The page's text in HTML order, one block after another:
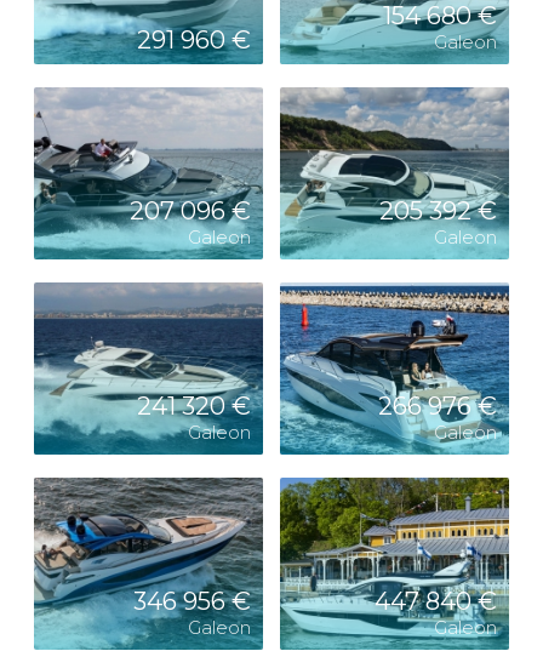
291 960 €
154 680 €
Galeon
207 096 €
Galeon
205 392 €
Galeon
241 320 €
Galeon
266 976 €
Galeon
346 956 €
Galeon
447 840 €
Galeon